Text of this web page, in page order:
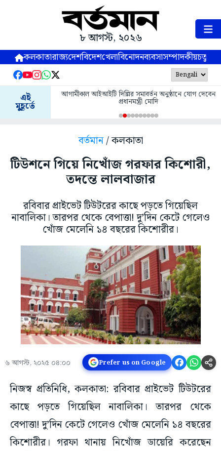
৮ আগস্ট, ২০২৬
কলকাতারাজ্যদেশবিদেশখেলাবিনোদনব্যবসাসম্পাদকীয়
এই
মুহূর্তে
আগামীকাল আইআইটি দিল্লির সমাবর্তন অনুষ্ঠানে যোগ দেবেন
প্রধানমন্ত্রী মোদি
বর্তমান/ কলকাতা
টিউশনে গিয়ে নিখোঁজ গরফার কিশোরী,
তদন্তে লালবাজার
রবিবার প্রাইভেট টিউটরের কাছে পড়তে গিয়েছিল
নাবালিকা। তারপর থেকে বেপাত্তা! দু’দিন কেটে গেলেও
খোঁজ মেলেনি ১৪ বছরের কিশোরীর।
৬ আগস্ট, ২০২৫ ০৪:০০ Prefer us on Google
নিজস্ব প্রতিনিধি, কলকাতা: রবিবার প্রাইভেট টিউটরের
কাছে পড়তে গিয়েছিল নাবালিকা। তারপর থেকে
বেপাত্তা! দু’দিন কেটে গেলেও খোঁজ মেলেনি ১৪ বছরের
কিশোরীর। গরফা থানায় নিখোঁজ ডায়েরি করেছেন